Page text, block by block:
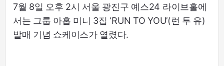
7월 8일 오후 2시 서울 광진구 예스24 라이브홀에
서는 그룹 아홉 미니 3집 ‘RUN TO YOU’(런 투 유)
발매 기념 쇼케이스가 열렸다.